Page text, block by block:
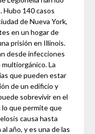
Hubo 140 casos
de Nueva York,
en un hogar de
prisión en Illinois.
desde infecciones
multiorgánico. La
que pueden estar
de un edificio y
sobrevivir en el
lo que permite que
causa hasta
año, y es una de las